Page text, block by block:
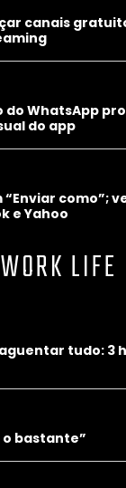
canais
do WhatsApp
do app
“Enviar como”;
e Yahoo
WORK LIFE
tudo: 3
o bastante”